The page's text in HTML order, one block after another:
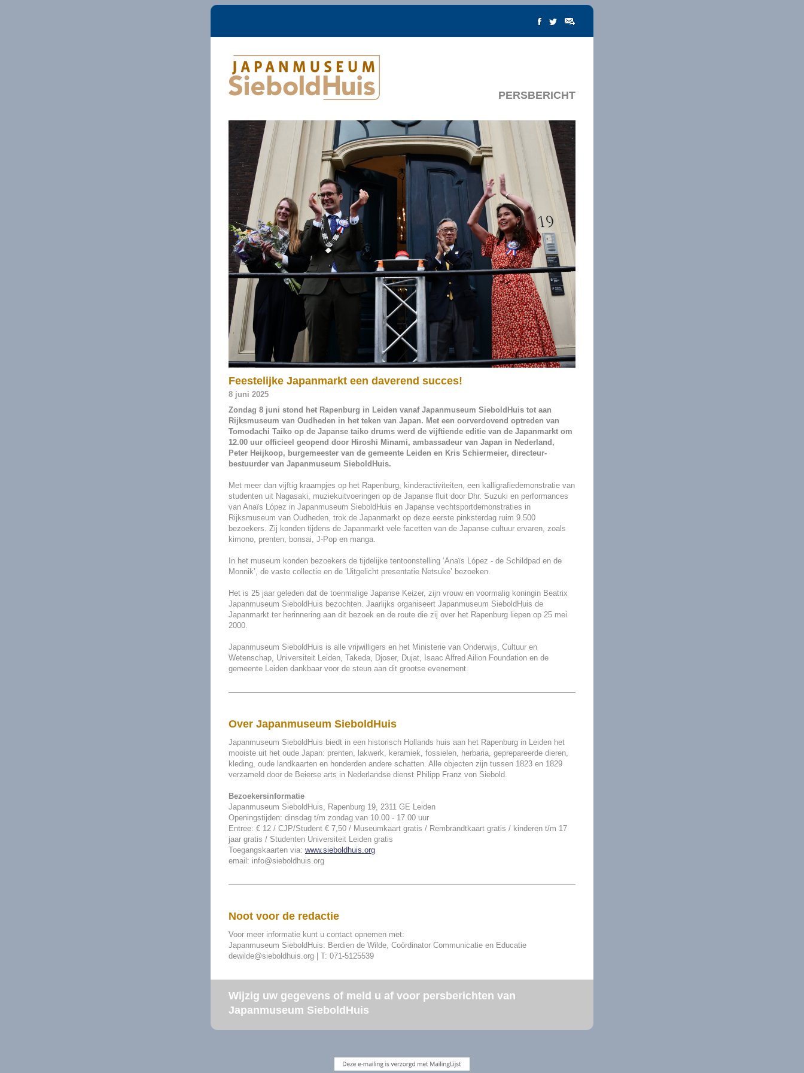
PERSBERICHT
Feestelijke Japanmarkt een daverend succes!
8 juni 2025
Zondag 8 juni stond het Rapenburg in Leiden vanaf Japanmuseum SieboldHuis tot aan
Rijksmuseum van Oudheden in het teken van Japan. Met een oorverdovend optreden van
Tomodachi Taiko op de Japanse taiko drums werd de vijftiende editie van de Japanmarkt om
12.00 uur officieel geopend door Hiroshi Minami, ambassadeur van Japan in Nederland,
Peter Heijkoop, burgemeester van de gemeente Leiden en Kris Schiermeier, directeur-
bestuurder van Japanmuseum SieboldHuis.
Met meer dan vijftig kraampjes op het Rapenburg, kinderactiviteiten, een kalligrafiedemonstratie van
studenten uit Nagasaki, muziekuitvoeringen op de Japanse fluit door Dhr. Suzuki en performances
van Anaïs López in Japanmuseum SieboldHuis en Japanse vechtsportdemonstraties in
Rijksmuseum van Oudheden, trok de Japanmarkt op deze eerste pinksterdag ruim 9.500
bezoekers. Zij konden tijdens de Japanmarkt vele facetten van de Japanse cultuur ervaren, zoals
kimono, prenten, bonsai, J-Pop en manga.
In het museum konden bezoekers de tijdelijke tentoonstelling ‘Anaïs López - de Schildpad en de
Monnik’, de vaste collectie en de 'Uitgelicht presentatie Netsuke’ bezoeken.
Het is 25 jaar geleden dat de toenmalige Japanse Keizer, zijn vrouw en voormalig koningin Beatrix
Japanmuseum SieboldHuis bezochten. Jaarlijks organiseert Japanmuseum SieboldHuis de
Japanmarkt ter herinnering aan dit bezoek en de route die zij over het Rapenburg liepen op 25 mei
2000.
Japanmuseum SieboldHuis is alle vrijwilligers en het Ministerie van Onderwijs, Cultuur en
Wetenschap, Universiteit Leiden, Takeda, Djoser, Dujat, Isaac Alfred Ailion Foundation en de
gemeente Leiden dankbaar voor de steun aan dit grootse evenement.
Over Japanmuseum SieboldHuis
Japanmuseum SieboldHuis biedt in een historisch Hollands huis aan het Rapenburg in Leiden het
mooiste uit het oude Japan: prenten, lakwerk, keramiek, fossielen, herbaria, geprepareerde dieren,
kleding, oude landkaarten en honderden andere schatten. Alle objecten zijn tussen 1823 en 1829
verzameld door de Beierse arts in Nederlandse dienst Philipp Franz von Siebold.
Bezoekersinformatie
Japanmuseum SieboldHuis, Rapenburg 19, 2311 GE Leiden
Openingstijden: dinsdag t/m zondag van 10.00 - 17.00 uur
Entree: € 12 / CJP/Student € 7,50 / Museumkaart gratis / Rembrandtkaart gratis / kinderen t/m 17
jaar gratis / Studenten Universiteit Leiden gratis
Toegangskaarten via: www.sieboldhuis.org
email: info@sieboldhuis.org
Noot voor de redactie
Voor meer informatie kunt u contact opnemen met:
Japanmuseum SieboldHuis: Berdien de Wilde, Coördinator Communicatie en Educatie
dewilde@sieboldhuis.org | T: 071-5125539
Wijzig uw gegevens of meld u af voor persberichten van
Japanmuseum SieboldHuis